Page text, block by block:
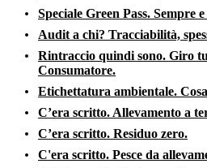
Speciale Green Pass. Sempre
Audit a chi? Tracciabilità,
Rintraccio quindi sono. Giro
Consumatore.
Etichettatura ambientale.
C’era scritto. Allevamento a
C’era scritto. Residuo zero.
C'era scritto. Pesce da